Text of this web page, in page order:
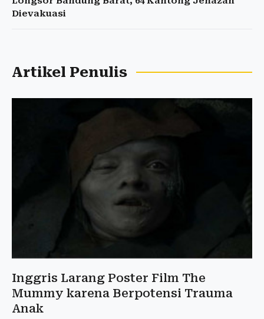
Dievakuasi
Artikel Penulis
Inggris Larang Poster Film The
Mummy karena Berpotensi Trauma
Anak